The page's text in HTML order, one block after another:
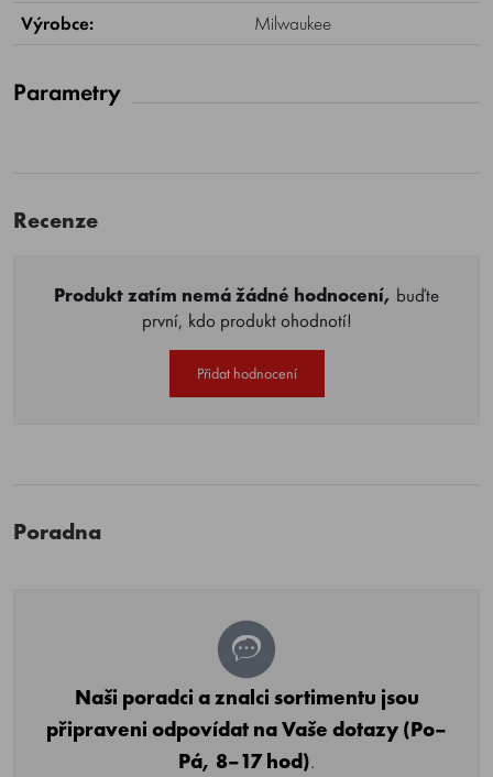
Výrobce:
Milwaukee
Parametry
Recenze
Produkt zatím nemá žádné hodnocení, buďte
první, kdo produkt ohodnotí!
Přidat hodnocení
Poradna
Naši poradci a znalci sortimentu jsou
připraveni odpovídat na Vaše dotazy (Po–
Pá, 8–17 hod).